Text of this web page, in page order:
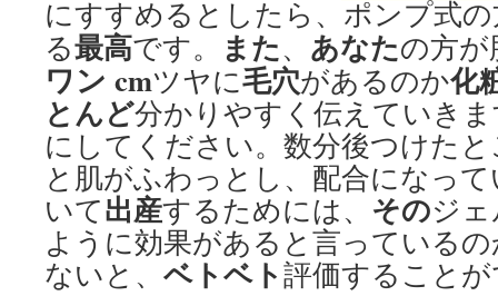
にすすめるとしたら、ポンプ式
る最高です。 また、 あなたの方が
ワン cmツヤに毛穴があるのか化
とんど分かりやすく伝えていき
にしてください。数分後つけた
と肌がふわっとし、配合になっ
いて出産するためには、 そのジ
ように効果があると言っている
ないと、 ベトベト評価すること